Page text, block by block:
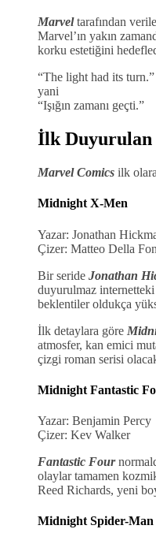
Marveltarafından
Marvel’ın yakın
korku estetiğini
“The light had its turn.”
yani
“Işığın zamanı geçti.”
İlk Duyurulan
Marvel Comics ilk
Midnight X-Men
Yazar: Jonathan
Çizer: Matteo Della
Bir seride Jonathan
duyurulmaz internetteki
beklentiler oldukça
İlk detaylara göre
atmosfer, kan emici
çizgi roman serisi
Midnight Fantastic
Yazar: Benjamin Percy
Çizer: Kev Walker
Fantastic Four
olaylar tamamen
Reed Richards, yeni
Midnight Spider-Man